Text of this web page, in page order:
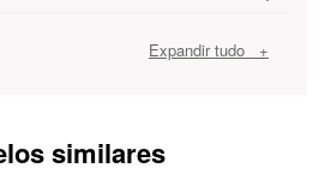
Expandir tudo +
similares